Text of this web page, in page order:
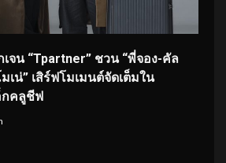
จน “Tpartner” ชวน “พี่จอง-คัล
เน่” เสิร์ฟโมเมนต์จัดเต็มใน
กคลูชีฟ